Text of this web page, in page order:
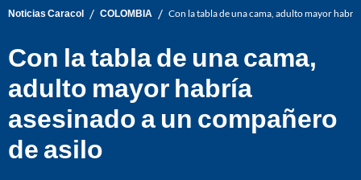
Noticias Caracol / COLOMBIA / Con la tabla de una cama, adulto mayor
Con la tabla de una cama,
adulto mayor habría
asesinado a un compañero
de asilo